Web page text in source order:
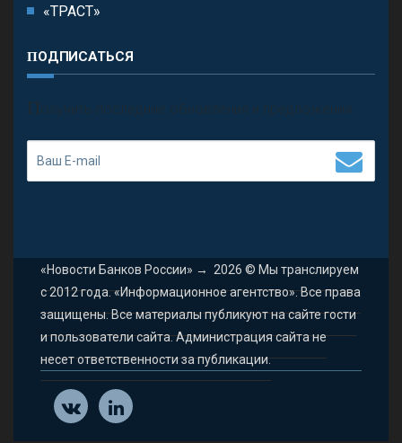
«ТРАСТ»
ПОДПИСАТЬСЯ
П олучить последние обновления и предложения.
«Новости Банков России» → 2026 © Мы транслируем
с 2012 года. «Информационное агентство». Все права
защищены. Все материалы публикуют на сайте гости
и пользователи сайта. Администрация сайта не
несет ответственности за публикации.